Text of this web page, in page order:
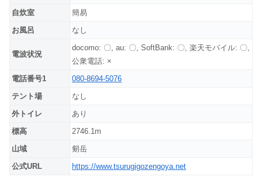
自炊室
簡易
お風呂
なし
電波状況
docomo: 〇, au: 〇, SoftBank: 〇, 楽天モバイル: 〇,
公衆電話: ×
電話番号1
080-8694-5076
テント場
なし
外トイレ
あり
標高
2746.1m
山域
剱岳
公式URL
https://www.tsurugigozengoya.net